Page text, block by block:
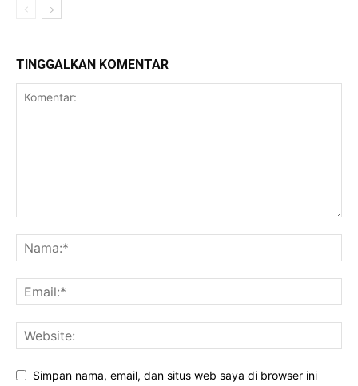
TINGGALKAN KOMENTAR
Simpan nama, email, dan situs web saya di browser ini